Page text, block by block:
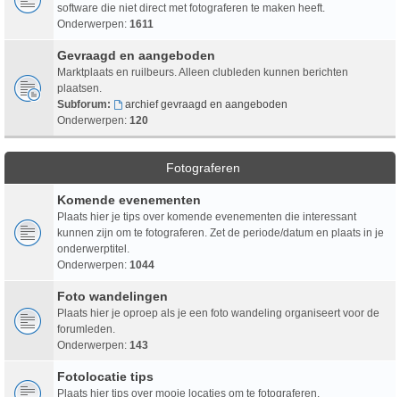
software die niet direct met fotograferen te maken heeft.
Onderwerpen: 1611
Gevraagd en aangeboden
Marktplaats en ruilbeurs. Alleen clubleden kunnen berichten
plaatsen.
Subforum:
archief gevraagd en aangeboden
Onderwerpen: 120
Fotograferen
Komende evenementen
Plaats hier je tips over komende evenementen die interessant
kunnen zijn om te fotograferen. Zet de periode/datum en plaats in je
onderwerptitel.
Onderwerpen: 1044
Foto wandelingen
Plaats hier je oproep als je een foto wandeling organiseert voor de
forumleden.
Onderwerpen: 143
Fotolocatie tips
Plaats hier tips over mooie locaties om te fotograferen.